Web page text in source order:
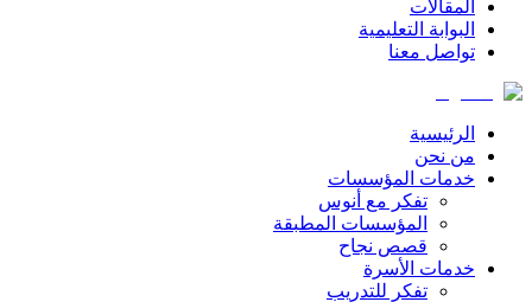
المقالات
البوابة التعليمية
تواصل معنا
الرئيسية
من نحن
خدمات المؤسسات
تفكر مع أنوس
المؤسسات المطبقة
قصص نجاح
خدمات الأسرة
تفكر للتدريب